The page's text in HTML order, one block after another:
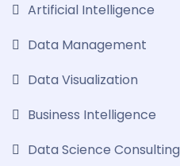
Artificial Intelligence
Data Management
Data Visualization
Business Intelligence
Data Science Consulting